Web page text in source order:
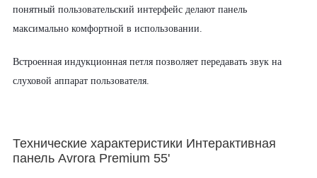
понятный пользовательский интерфейс делают панель
максимально комфортной в использовании.
Встроенная индукционная петля позволяет передавать звук на
слуховой аппарат пользователя.
Технические характеристики Интерактивная
панель Avrora Premium 55'